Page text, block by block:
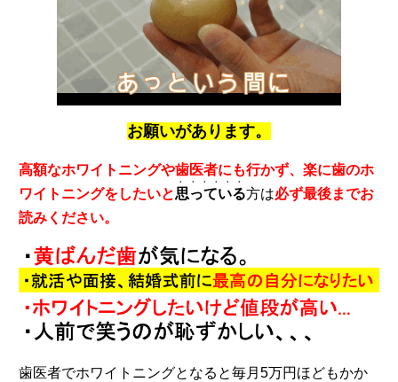
お願いがあります。
高額なホワイトニングや歯医者にも行かず、楽に歯のホ
ワイトニングをしたいと思っている
・・・・・・
方は必ず最後までお
読みください。
歯医者でホワイトニングとなると毎月5万円ほどもかか